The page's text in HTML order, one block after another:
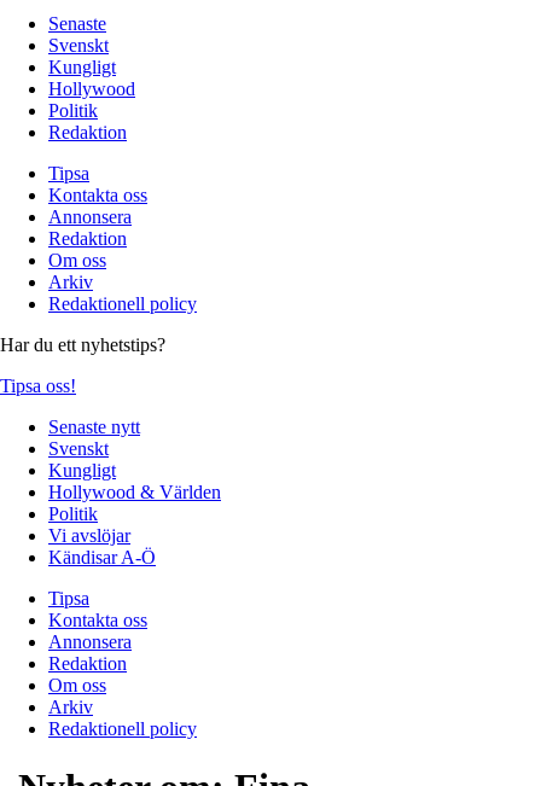
Senaste
Svenskt
Kungligt
Hollywood
Politik
Redaktion
Tipsa
Kontakta oss
Annonsera
Redaktion
Om oss
Arkiv
Redaktionell policy
Har du ett nyhetstips?
Tipsa oss!
Senaste nytt
Svenskt
Kungligt
Hollywood & Världen
Politik
Vi avslöjar
Kändisar A-Ö
Tipsa
Kontakta oss
Annonsera
Redaktion
Om oss
Arkiv
Redaktionell policy